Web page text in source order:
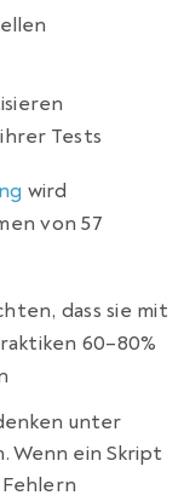
Tests
wird
von 57
dass sie mit
60–80%
unter
Wenn ein Skript